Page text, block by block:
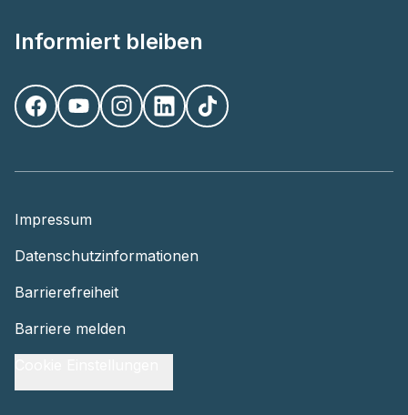
Informiert bleiben
Impressum
Datenschutzinformationen
Barrierefreiheit
Barriere melden